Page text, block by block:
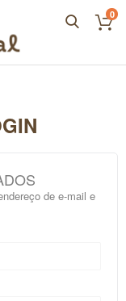
0
de e-mail e